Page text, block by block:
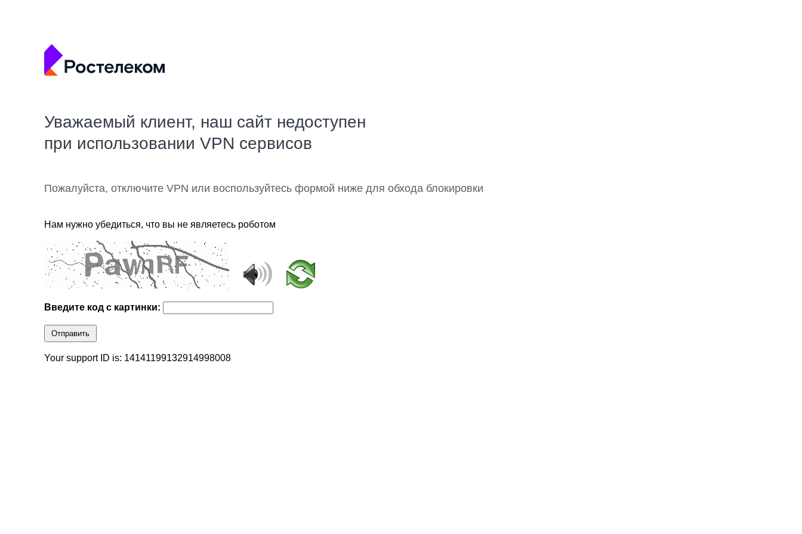
Уважаемый клиент, наш сайт недоступен
при использовании VPN сервисов
Пожалуйста, отключите VPN или воспользуйтесь формой ниже для обхода блокировки
Нам нужно убедиться, что вы не являетесь роботом
Введите код с картинки:
Отправить
Your support ID is: 14141199132914998008